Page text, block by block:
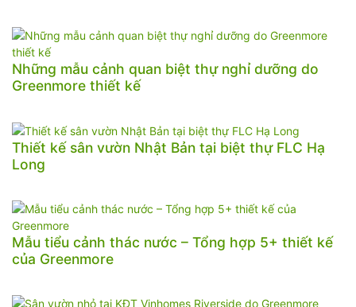
Những mẫu cảnh quan biệt thự nghỉ dưỡng do
Greenmore thiết kế
Thiết kế sân vườn Nhật Bản tại biệt thự FLC Hạ
Long
Mẫu tiểu cảnh thác nước – Tổng hợp 5+ thiết kế
của Greenmore